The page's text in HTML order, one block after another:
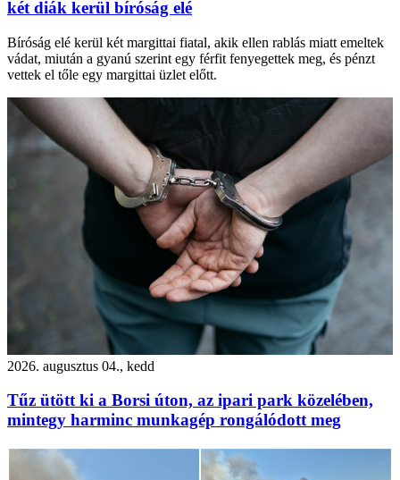
két diák kerül bíróság elé
Bíróság elé kerül két margittai fiatal, akik ellen rablás miatt emeltek
vádat, miután a gyanú szerint egy férfit fenyegettek meg, és pénzt
vettek el tőle egy margittai üzlet előtt.
2026. augusztus 04., kedd
Tűz ütött ki a Borsi úton, az ipari park közelében,
mintegy harminc munkagép rongálódott meg